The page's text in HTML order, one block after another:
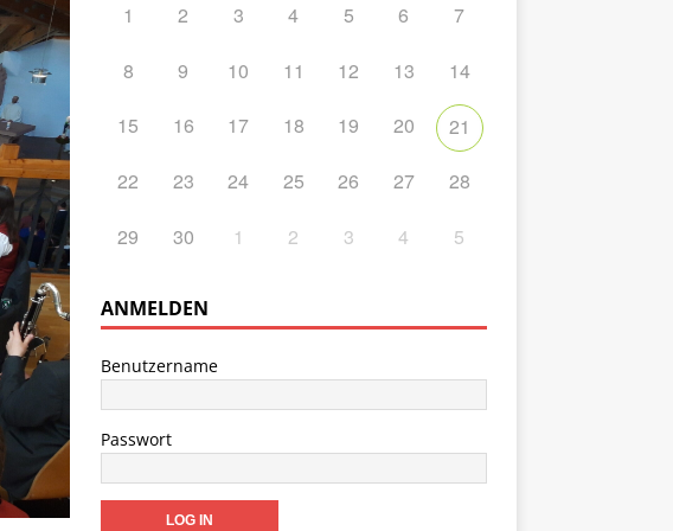
1
2 3 4 5 6 7
8 9 10 11 12 13 14
15 16 17 18 19 20
21
22
23 24 25 26 27 28
29 30 1 2 3 4 5
ANMELDEN
Benutzername
Passwort